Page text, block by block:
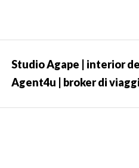
Studio Agape | interior
Agent4u | broker di